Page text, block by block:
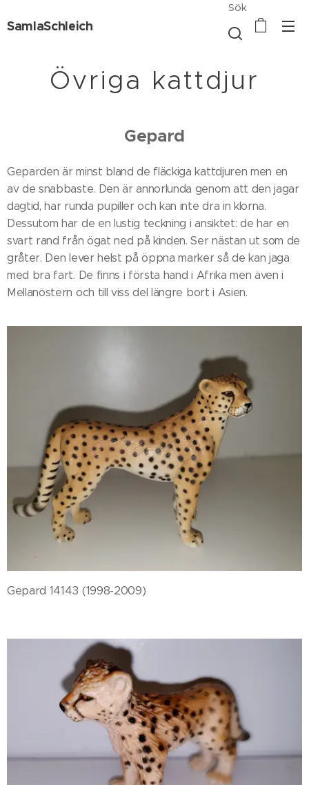
SamlaSchleich
Sök
Övriga kattdjur
Gepard
Geparden är minst bland de fläckiga kattdjuren men en
av de snabbaste. Den är annorlunda genom att den jagar
dagtid, har runda pupiller och kan inte dra in klorna.
Dessutom har de en lustig teckning i ansiktet: de har en
svart rand från ögat ned på kinden. Ser nästan ut som de
gråter. Den lever helst på öppna marker så de kan jaga
med bra fart. De finns i första hand i Afrika men även i
Mellanöstern och till viss del längre bort i Asien.
Gepard 14143 (1998-2009)